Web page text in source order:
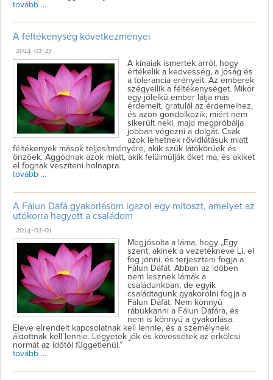
tovább ...
A féltékenység következményei
2014-01-27
A kínaiak ismertek arról, hogy
értékelik a kedvesség, a jóság és
a tolerancia erényeit. Az emberek
szégyellik a féltékenységet. Mikor
egy jólelkű ember látja más
érdemeit, gratulál az érdemeihez,
és azon gondolkozik, miért nem
sikerült neki, majd megpróbálja
jobban végezni a dolgát. Csak
azok lehetnek rövidlátásuk miatt
féltékenyek mások teljesítményére, akik szűk látókörűek és
önzőek. Aggódnak azok miatt, akik felülmúlják őket ma, és akiket
el fognak veszíteni holnapra.
tovább ...
A Fálun Dáfá gyakorlásom igazol egy mítoszt, amelyet az
utókorra hagyott a családom
2014-01-01
Megjósolta a láma, hogy „Egy
szent, akinek a vezetékneve Li, el
fog jönni, és terjeszteni fogja a
Fálun Dáfát. Abban az időben
nem lesznek lámák a
családunkban, de egyik
családtagunk gyakorolni fogja a
Fálun Dáfát. Nem könnyű
rábukkanni a Fálun Dáfára, és
nem is könnyű a gyakorlása.
Eleve elrendelt kapcsolatnak kell lennie, és a személynek
áldottnak kell lennie. Legyetek jók és kövessétek az erkölcsi
normát az időtől függetlenül.”
tovább ...